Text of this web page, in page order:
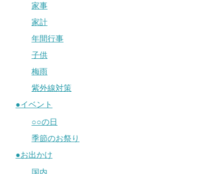
家事
家計
年間行事
子供
梅雨
紫外線対策
●イベント
○○の日
季節のお祭り
●お出かけ
国内